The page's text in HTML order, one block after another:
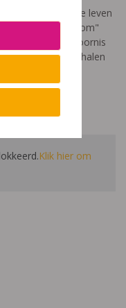
hoe het is om te leven
"Ik heet niet dom"
van een leerstoornis
Je hoort verhalen
Klik hier om